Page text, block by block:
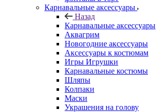
Карнавальные аксессуары
Назад
Карнавальные аксессуары
Аквагрим
Новогодние аксессуары
Аксессуары к костюмам
Игры Игрушки
Карнавальные костюмы
Шляпы
Колпаки
Маски
Украшения на голову